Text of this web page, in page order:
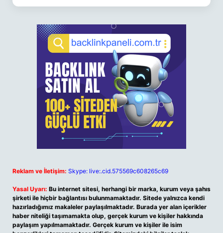
Reklam ve İletişim: Skype: live:.cid.575569c608265c69
Yasal Uyarı: Bu internet sitesi, herhangi bir marka, kurum veya şahıs
şirketi ile hiçbir bağlantısı bulunmamaktadır. Sitede yalnızca kendi
hazırladığımız makaleler paylaşılmaktadır. Burada yer alan içerikler
haber niteliği taşımamakta olup, gerçek kurum ve kişiler hakkında
paylaşım yapılmamaktadır. Gerçek kurum ve kişiler ile isim